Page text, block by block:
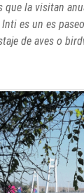
que la visitan
es un es
de aves o